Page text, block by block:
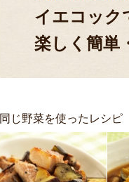
イエコック
楽しく簡単
同じ野菜を使ったレシピ